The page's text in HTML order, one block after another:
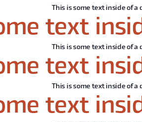
This is some text inside of a
text
This is some text inside of a
text
This is some text inside of a
text